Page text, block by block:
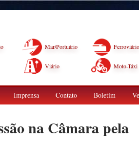
Mar/Portuário Ferroviário
Viário Moto-Táxi
Imprensa Contato Boletim
na Câmara pela